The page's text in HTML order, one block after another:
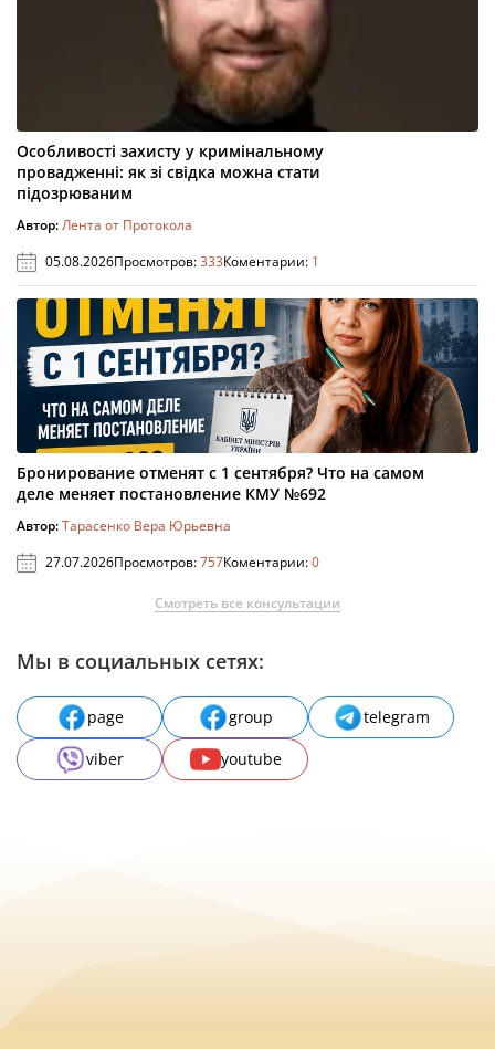
Особливості захисту у кримінальному
провадженні: як зі свідка можна стати
підозрюваним
Автор:Лента от Протокола
05.08.2026Просмотров:333Коментарии: 1
Бронирование отменят с 1 сентября? Что на самом
деле меняет постановление КМУ №692
Автор:Тарасенко Вера Юрьевна
27.07.2026Просмотров:757Коментарии:0
Смотреть все консультации
Мы в социальных сетях:
page group
telegram
viber
youtube